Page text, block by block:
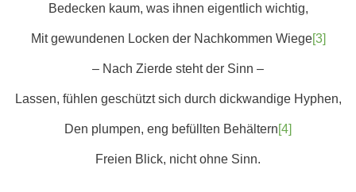
Bedecken kaum, was ihnen eigentlich wichtig,
Mit gewundenen Locken der Nachkommen Wiege[3]
– Nach Zierde steht der Sinn –
Lassen, fühlen geschützt sich durch dickwandige Hyphen,
Den plumpen, eng befüllten Behältern[4]
Freien Blick, nicht ohne Sinn.